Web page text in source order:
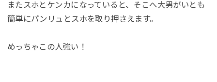
またスホとケンカになっていると、そこへ大男がいとも
簡単にパンリュとスホを取り押さえます。
めっちゃこの人強い！